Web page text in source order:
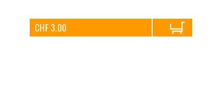
CHF 3.00